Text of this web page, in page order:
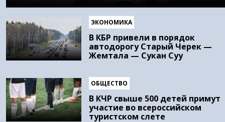
ЭКОНОМИКА
В КБР привели в порядок
автодорогу Старый Черек —
Жемтала — Сукан Суу
ОБЩЕСТВО
В КЧР свыше 500 детей примут
участие во всероссийском
туристском слете